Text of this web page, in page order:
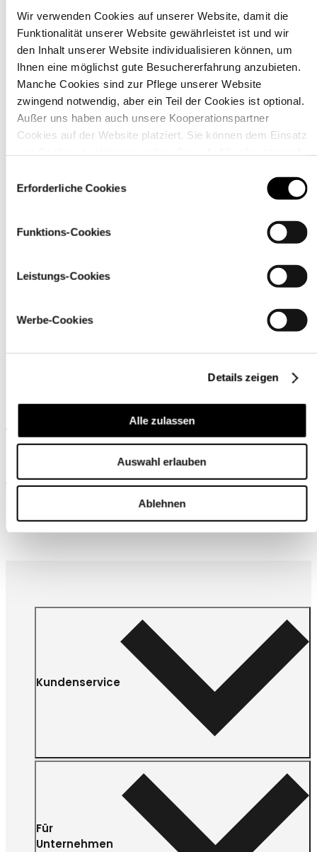
Wir verwenden Cookies auf unserer Website, damit die
Funktionalität unserer Website gewährleistet ist und wir
den Inhalt unserer Website individualisieren können, um
Ihnen eine möglichst gute Besuchererfahrung anzubieten.
Manche Cookies sind zur Pflege unserer Website
zwingend notwendig, aber ein Teil der Cookies ist optional.
Außer uns haben auch unsere Kooperationspartner
Cookies auf der Website platziert. Sie können dem Einsatz
über den Link „Cookie-Einstellungen
Erforderliche Cookies
Funktions-Cookies
Leistungs-Cookies
Werbe-Cookies
Details zeigen
Alle zulassen
Auswahl erlauben
Ablehnen
Material
Pflegehinweise
Ähnliche Produkte
Wird oft zusammen gekauft
Kundenservice
Für
Unternehmen